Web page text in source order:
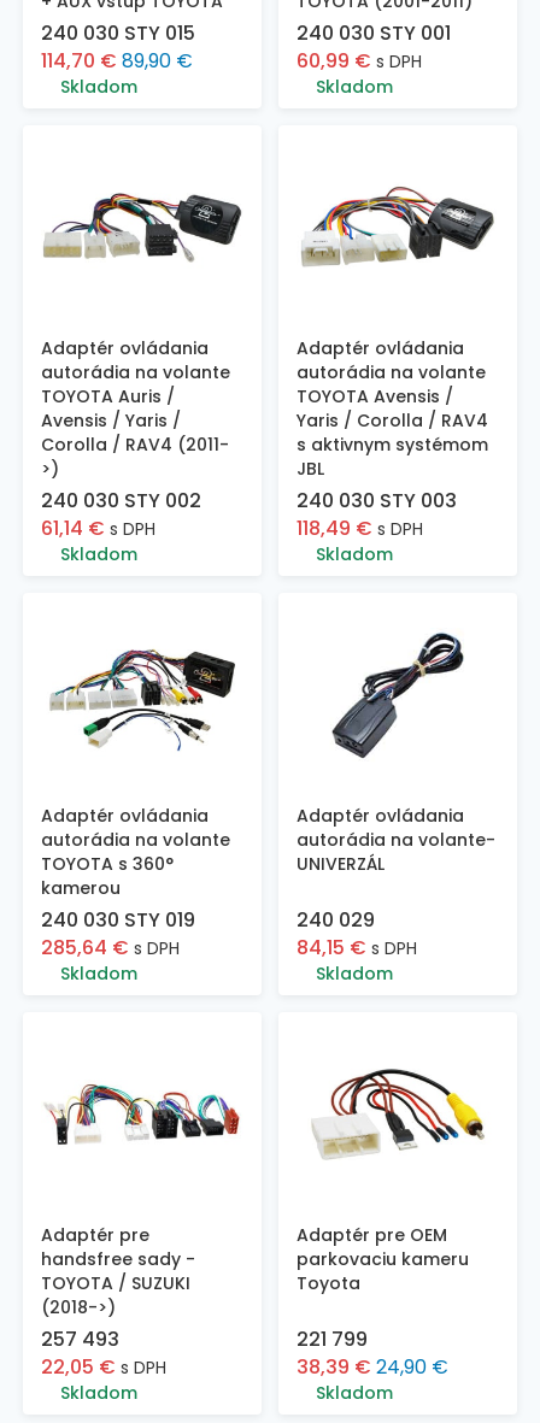
240 030 STY 015
114,70 € 89,90 €
Skladom
240 030 STY 001
60,99 € s DPH
Skladom
Adaptér ovládania
autorádia na volante
TOYOTA Auris /
Avensis / Yaris /
Corolla / RAV4 (2011-
>)
240 030 STY 002
61,14 € s DPH
Skladom
Adaptér ovládania
autorádia na volante
TOYOTA Avensis /
Yaris / Corolla / RAV4
s aktivnym systémom
JBL
240 030 STY 003
118,49 € s DPH
Skladom
Adaptér ovládania
autorádia na volante
TOYOTA s 360°
kamerou
240 030 STY 019
285,64 € s DPH
Skladom
Adaptér ovládania
autorádia na volante-
UNIVERZÁL
240 029
84,15 € s DPH
Skladom
Adaptér pre
handsfree sady -
TOYOTA / SUZUKI
(2018->)
257 493
22,05 € s DPH
Skladom
Adaptér pre OEM
parkovaciu kameru
Toyota
221 799
38,39 € 24,90 €
Skladom